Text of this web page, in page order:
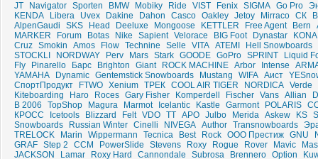
JT Navigator Sporten BMW Mobiky Ride VIST Fenix SIGMA Go Pro
KENDA
Libera Uvex Dakine Dahon Casco Oakley Jetoy Mirraco СК
AlpenGaudi
SKS Head Deeluxe Mongoose KETTLER Free Agent Bern
MARKER
Forum Botas Nike Sapient Velorace BIG Foot Dynastar
KONA
Cruz Smokin Amos Flow Technine Selle VITA ATEMI
Hell Snowboards
STOCKLI
NORDWAY Perv Mars Stark GOODE GoPro SPRINT
Liquid
Fly
Pinarello Барс Brighton Giant ROCK MACHINE Arbor Intense
YAMAHA
Dynamic Gentemstick Snowboards Mustang WIFA Аист
СпортПродукт
FTWO Xenium ТРЕК COOL AIR TIGER NORDICA Verde
Kiteboarding
Haro Roces Gary Fisher Komperdell Fischer Vans Allian
B 2006
TopShop Magura Marmot Icelantic Kastle Garmont POLARIS
КРОСС
Icetools Blizzard Felt VDO ТТ APO Julbo Merida Askew KS
Snowboards
Russian Winter Cinelli NIVEGA Author Transnowboards
TRELOCK
Marin Wippermann Tecnica Best Rock ООО Престиж GNU
GRAF Step 2 CCM PowerSlide Stevens Roxy Rogue Rover Mavic
JACKSON
Lamar Roxy Hard Cannondale Subrosa Brennero Option